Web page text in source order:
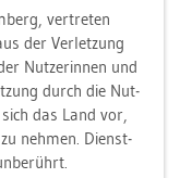
ver­tre­ten
der Ver­let­zung
Nut­ze­rin­nen und
durch die Nut­
das Land vor,
neh­men. Dienst­